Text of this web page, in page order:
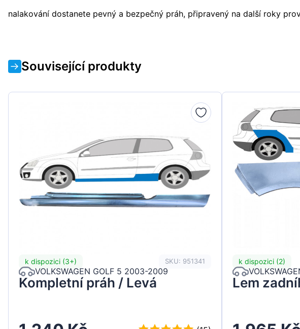
nalakování dostanete pevný a bezpečný práh, připravený na další roky
Související produkty
k dispozici (3+) SKU: 951341
VOLKSWAGEN GOLF 5 2003-2009
Kompletní práh / Levá
k dispozici (2)
Lem